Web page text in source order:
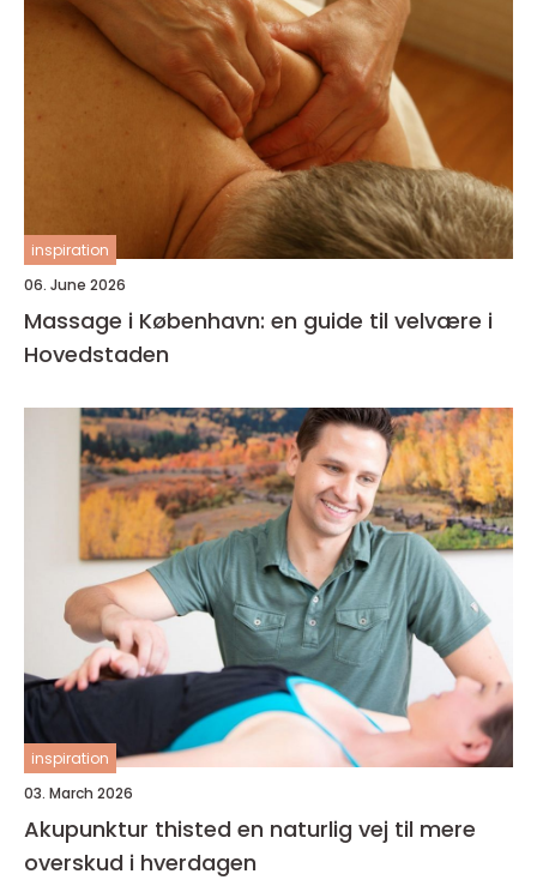
inspiration
06. June 2026
Massage i København: en guide til velvære i
Hovedstaden
inspiration
03. March 2026
Akupunktur thisted en naturlig vej til mere
overskud i hverdagen